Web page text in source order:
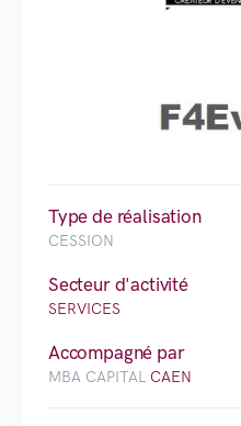
Type de réalisation
CESSION
Secteur d'activité
SERVICES
Accompagné par
MBA CAPITAL CAEN